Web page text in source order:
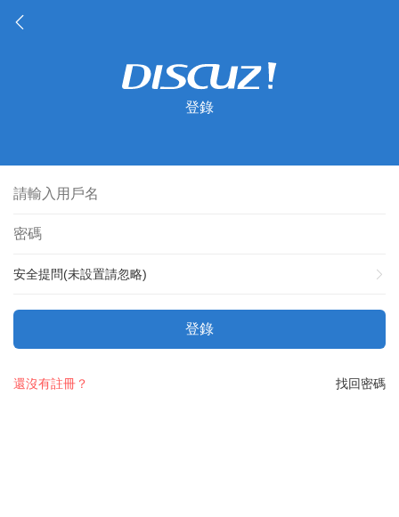
登錄
安全提問(未設置請忽略)
登錄
找回密碼
還沒有註冊？